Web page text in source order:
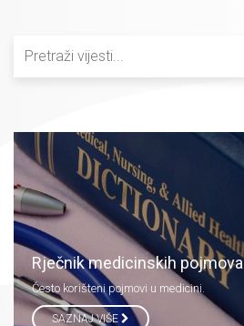
Rječnik medicinskih pojmova
Često korišteni pojmovi u medicini.
SAZNAJ VIŠE